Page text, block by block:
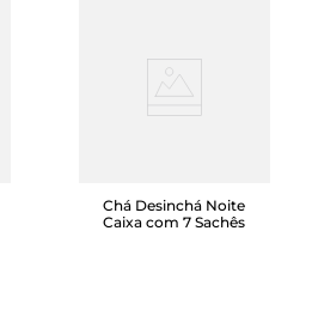
Chá Desinchá Noite
Caixa com 7 Sachês